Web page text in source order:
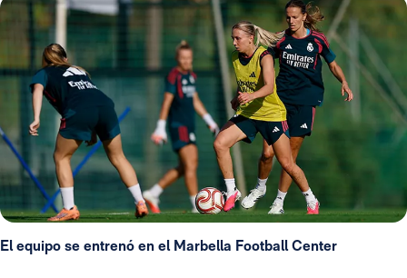
El equipo se entrenó en el Marbella Football Center